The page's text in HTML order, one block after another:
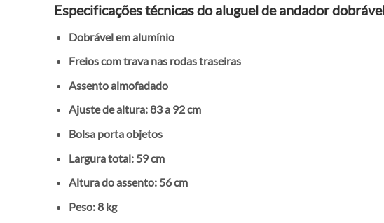
Especificações técnicas do aluguel de andador
Dobrável em alumínio
Freios com trava nas rodas traseiras
Assento almofadado
Ajuste de altura: 83 a 92 cm
Bolsa porta objetos
Largura total: 59 cm
Altura do assento: 56 cm
Peso: 8 kg